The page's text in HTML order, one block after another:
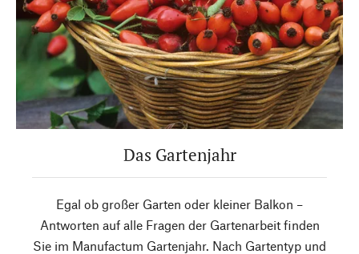
Das Gartenjahr
Egal ob großer Garten oder kleiner Balkon –
Antworten auf alle Fragen der Gartenarbeit finden
Sie im Manufactum Gartenjahr. Nach Gartentyp und